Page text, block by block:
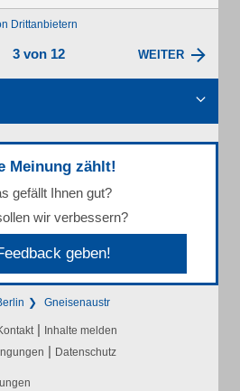
Drittanbietern
3 von 12 WEITER
Meinung zählt!
gefällt Ihnen gut?
wir verbessern?
geben!
Gneisenaustr
| Inhalte melden
| Datenschutz